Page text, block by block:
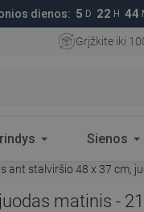
dienos: 5 D 22 H 44
Grįžkite iki
Sienos
ant stalviršio 48 x 37 cm,
matinis -